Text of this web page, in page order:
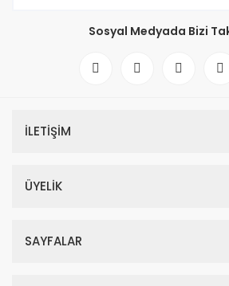
Sosyal Medyada Bizi
İLETİŞİM
ÜYELİK
SAYFALAR